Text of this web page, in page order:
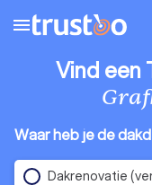
menu
Vind een
Waar heb je de
Dakrenovatie